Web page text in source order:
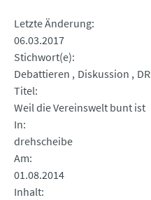
Letzte Änderung
06.03.2017
Stichwort(e)
Debattieren
Diskussion
Titel
Weil die Vereinswelt bunt ist
In
drehscheibe
Am
01.08.2014
Inhalt